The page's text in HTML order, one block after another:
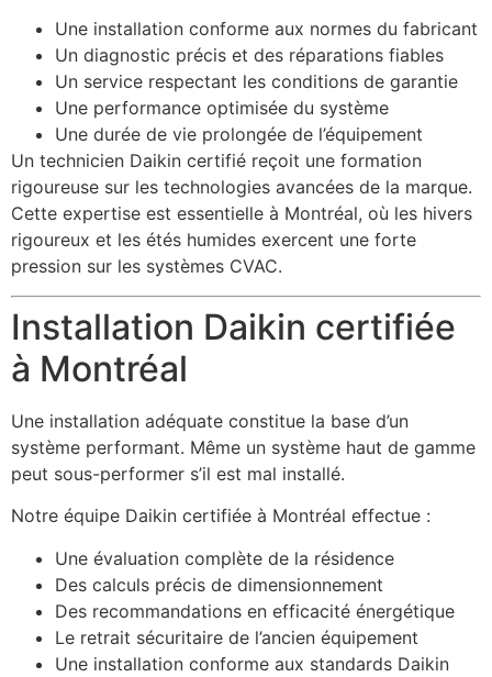
Une installation conforme aux normes du fabricant
Un diagnostic précis et des réparations fiables
Un service respectant les conditions de garantie
Une performance optimisée du système
Une durée de vie prolongée de l’équipement
Un technicien Daikin certifié reçoit une formation
rigoureuse sur les technologies avancées de la marque.
Cette expertise est essentielle à Montréal, où les hivers
rigoureux et les étés humides exercent une forte
pression sur les systèmes CVAC.
Installation Daikin certifiée
à Montréal
Une installation adéquate constitue la base d’un
système performant. Même un système haut de gamme
peut sous-performer s’il est mal installé.
Notre équipe Daikin certifiée à Montréal effectue :
Une évaluation complète de la résidence
Des calculs précis de dimensionnement
Des recommandations en efficacité énergétique
Le retrait sécuritaire de l’ancien équipement
Une installation conforme aux standards Daikin